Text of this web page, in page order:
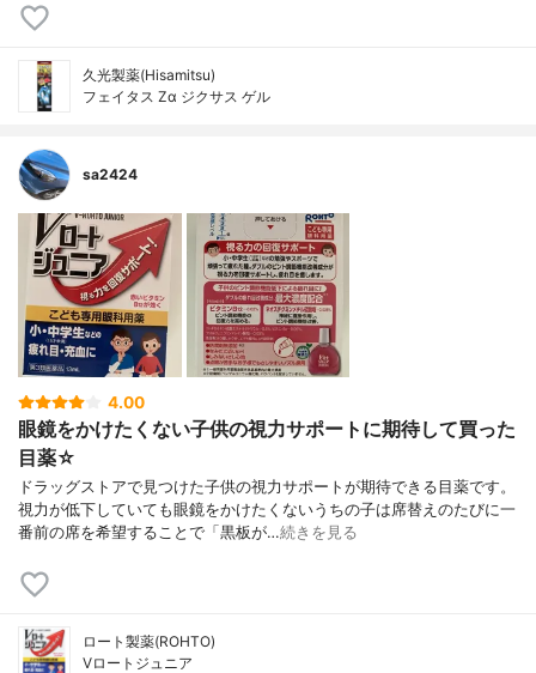
久光製薬(Hisamitsu)
フェイタス Zα ジクサス ゲル
sa2424
4.00
眼鏡をかけたくない子供の視力サポートに期待して買った
目薬☆
ドラッグストアで見つけた子供の視力サポートが期待できる目薬です。
視力が低下していても眼鏡をかけたくないうちの子は席替えのたびに一
番前の席を希望することで「黒板が…続きを見る
ロート製薬(ROHTO)
Vロートジュニア